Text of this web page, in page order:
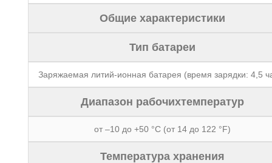
Общие характеристики
Тип батареи
Заряжаемая литий-ионная батарея (время зарядки: 4,5
Диапазон рабочихтемператур
от –10 до +50 °C (от 14 до 122 °F)
Температура хранения